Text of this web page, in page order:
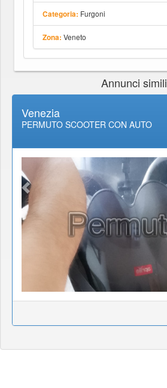
Categoria: Furgoni
Zona: Veneto
Annunci simili
Venezia
PERMUTO SCOOTER CON AUTO